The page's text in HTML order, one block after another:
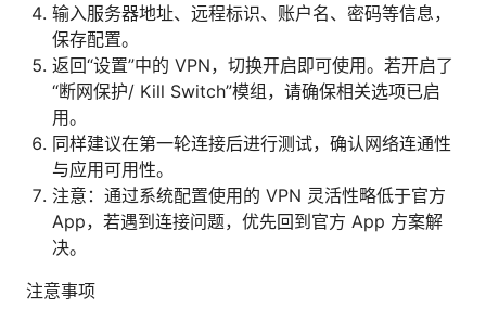
输入服务器地址、远程标识、账户名、密码等信息，
保存配置。
返回“设置”中的 VPN，切换开启即可使用。若开启了
“断网保护/ Kill Switch”模组，请确保相关选项已启
用。
同样建议在第一轮连接后进行测试，确认网络连通性
与应用可用性。
注意：通过系统配置使用的 VPN 灵活性略低于官方
App，若遇到连接问题，优先回到官方 App 方案解
决。
注意事项